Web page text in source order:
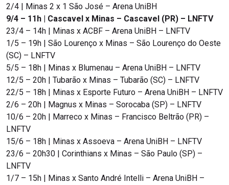
2/4 | Minas 2 x 1 São José – Arena UniBH
9/4 – 11h | Cascavel x Minas – Cascavel (PR) – LNFTV
23/4 – 14h | Minas x ACBF – Arena UniBH – LNFTV
1/5 – 19h | São Lourenço x Minas – São Lourenço do Oeste
(SC) – LNFTV
5/5 – 18h | Minas x Blumenau – Arena UniBH – LNFTV
12/5 – 20h | Tubarão x Minas – Tubarão (SC) – LNFTV
22/5 – 18h | Minas x Esporte Futuro – Arena UniBH – LNFTV
2/6 – 20h | Magnus x Minas – Sorocaba (SP) – LNFTV
10/6 – 20h | Marreco x Minas – Francisco Beltrão (PR) –
LNFTV
15/6 – 18h | Minas x Assoeva – Arena UniBH – LNFTV
23/6 – 20h30 | Corinthians x Minas – São Paulo (SP) –
LNFTV
1/7 – 15h | Minas x Santo André Intelli – Arena UniBH –